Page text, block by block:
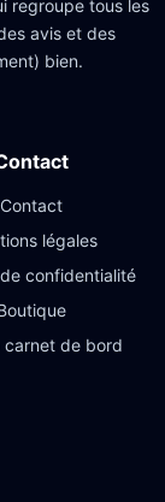
regroupe tous les
avis et des
bien.
Contact
légales
confidentialité
carnet de bord